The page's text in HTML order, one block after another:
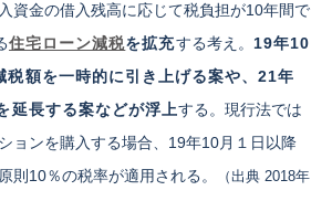
資金の借入残高に応じて税負担が10年間で
住宅ローン減税を拡充する考え。 19年10
税額を一時的に引き上げる案や、21年
延長する案などが浮上する。現行法では
ョンを購入する場合、19年10月１日以降
則10％の税率が適用される。
（出典 2018年